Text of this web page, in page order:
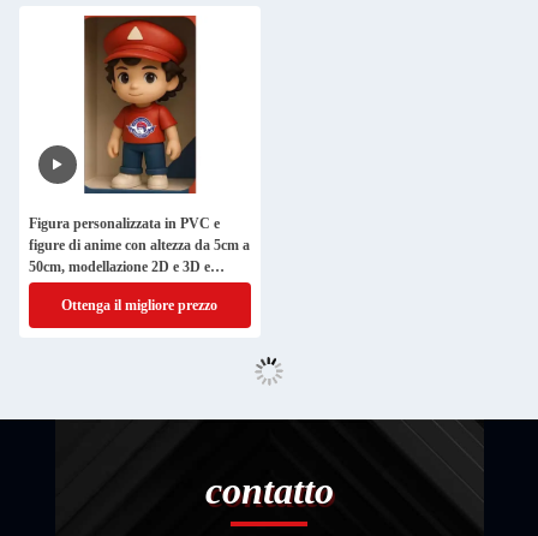
Figura personalizzata in PVC e
figure di anime con altezza da 5cm a
50cm, modellazione 2D e 3D e
certificazione ISO9001
Ottenga il migliore prezzo
contatto